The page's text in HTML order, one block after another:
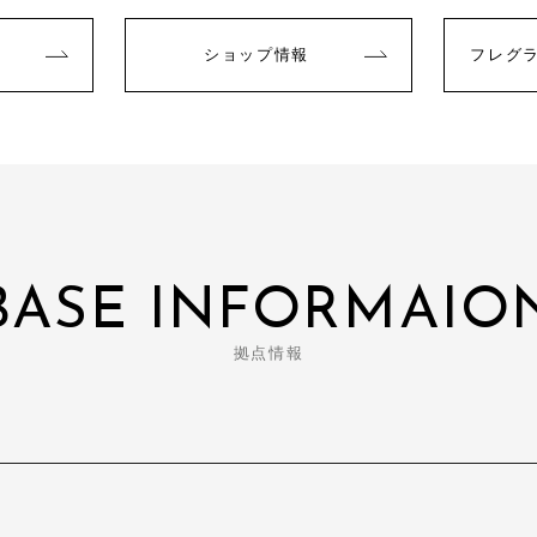
ショップ情報 フレグ
拠点情報